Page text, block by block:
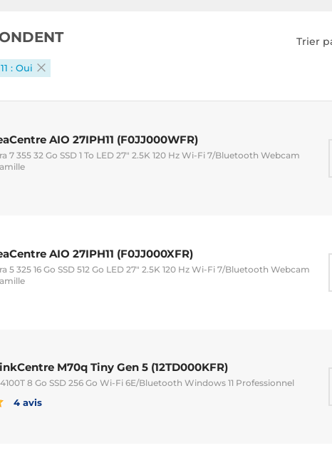
Trier
: Oui
AIO 27IPH11 (F0JJ000WFR)
7 355 32 Go SSD 1 To LED 27" 2.5K 120 Hz Wi-Fi 7/Bluetooth Webcam
AIO 27IPH11 (F0JJ000XFR)
5 325 16 Go SSD 512 Go LED 27" 2.5K 120 Hz Wi-Fi 7/Bluetooth Webcam
M70q Tiny Gen 5 (12TD000KFR)
8 Go SSD 256 Go Wi-Fi 6E/Bluetooth Windows 11 Professionnel
4 avis